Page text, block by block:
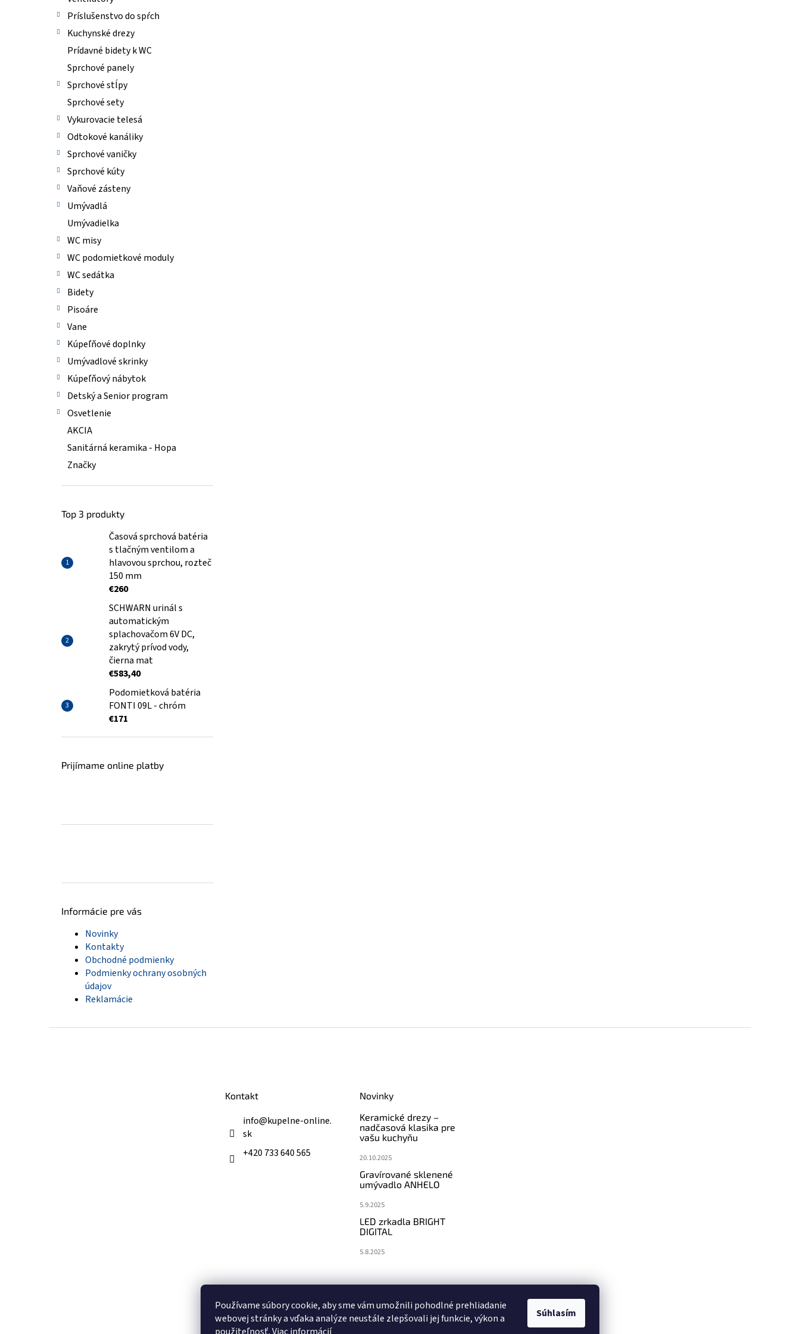
Používame súbory cookie, aby sme vám umožnili pohodlné prehliadanie
webovej stránky a vďaka analýze neustále zlepšovali jej funkcie, výkon a
Súhlasím
Príslušenstvo do spŕch
Kuchynské drezy
Prídavné bidety k WC
Sprchové panely
Sprchové stĺpy
Sprchové sety
Vykurovacie telesá
Odtokové kanáliky
Sprchové vaničky
Sprchové kúty
Vaňové zásteny
Umývadlá
Umývadielka
WC misy
WC podomietkové moduly
WC sedátka
Bidety
Pisoáre
Vane
Kúpeľňové doplnky
Umývadlové skrinky
Kúpeľňový nábytok
Detský a Senior program
Osvetlenie
AKCIA
Sanitárná keramika - Hopa
Značky
Top 3 produkty
Časová sprchová batéria
s tlačným ventilom a
hlavovou sprchou, rozteč
150 mm
€260
SCHWARN urinál s
automatickým
splachovačom 6V DC,
zakrytý prívod vody,
čierna mat
€583,40
Podomietková batéria
FONTI 09L - chróm
€171
Prijímame online platby
Informácie pre vás
Novinky
Kontakty
Obchodné podmienky
Podmienky ochrany osobných
údajov
Reklamácie
Kontakt
info@kupelne-online.
sk
+420 733 640 565
Novinky
Keramické drezy –
nadčasová klasika pre
vašu kuchyňu
20.10.2025
Gravírované sklenené
umývadlo ANHELO
5.9.2025
LED zrkadla BRIGHT
DIGITAL
5.8.2025